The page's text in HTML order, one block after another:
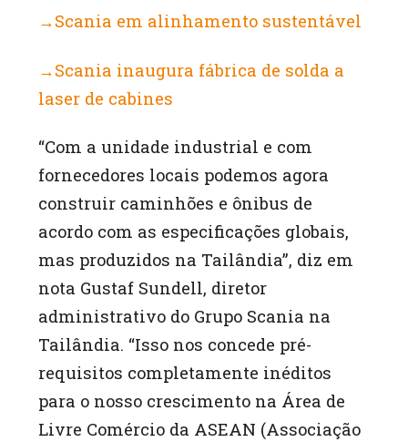
→Scania em alinhamento sustentável
→Scania inaugura fábrica de solda a
laser de cabines
“Com a unidade industrial e com
fornecedores locais podemos agora
construir caminhões e ônibus de
acordo com as especificações globais,
mas produzidos na Tailândia”, diz em
nota Gustaf Sundell, diretor
administrativo do Grupo Scania na
Tailândia. “Isso nos concede pré-
requisitos completamente inéditos
para o nosso crescimento na Área de
Livre Comércio da ASEAN (Associação